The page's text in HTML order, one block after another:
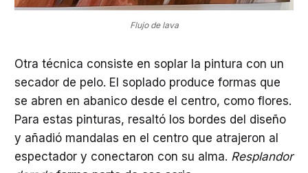
Flujo de lava
Otra técnica consiste en soplar la pintura con un
secador de pelo. El soplado produce formas que
se abren en abanico desde el centro, como flores.
Para estas pinturas, resaltó los bordes del diseño
y añadió mandalas en el centro que atrajeron al
espectador y conectaron con su alma. Resplandor